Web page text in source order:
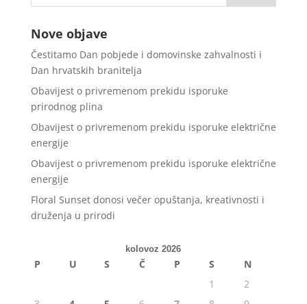
Nove objave
Čestitamo Dan pobjede i domovinske zahvalnosti i
Dan hrvatskih branitelja
Obavijest o privremenom prekidu isporuke
prirodnog plina
Obavijest o privremenom prekidu isporuke električne
energije
Obavijest o privremenom prekidu isporuke električne
energije
Floral Sunset donosi večer opuštanja, kreativnosti i
druženja u prirodi
kolovoz 2026
P U S Č P S
N
1
2